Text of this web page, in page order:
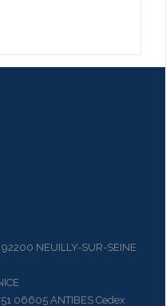
NEUILLY-SUR-SEINE
06605 ANTIBES Cedex